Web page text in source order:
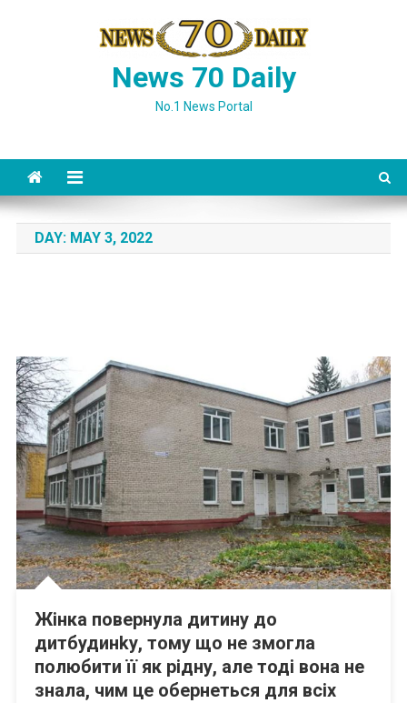
News 70 Daily
No.1 News Portal
DAY: MAY 3, 2022
Жінка повернула дитину до
дитбудинkу, тому що не змогла
полюбити її як рідну, але тоді вона не
знала, чим це обернеться для всіх